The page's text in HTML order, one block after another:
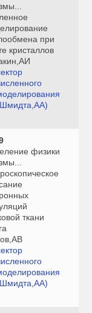
при
кристаллов
физики
ткани